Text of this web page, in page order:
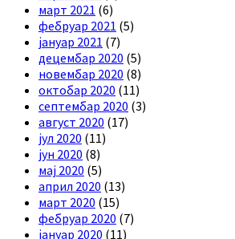
март 2021 (6)
фебруар 2021 (5)
јануар 2021 (7)
децембар 2020 (5)
новембар 2020 (8)
октобар 2020 (11)
септембар 2020 (3)
август 2020 (17)
јул 2020 (11)
јун 2020 (8)
мај 2020 (5)
април 2020 (13)
март 2020 (15)
фебруар 2020 (7)
јануар 2020 (11)